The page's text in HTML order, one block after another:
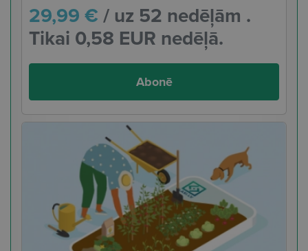
29,99 €/ uz 52 nedēļām .
Tikai 0,58 EUR nedēļā.
Abonē